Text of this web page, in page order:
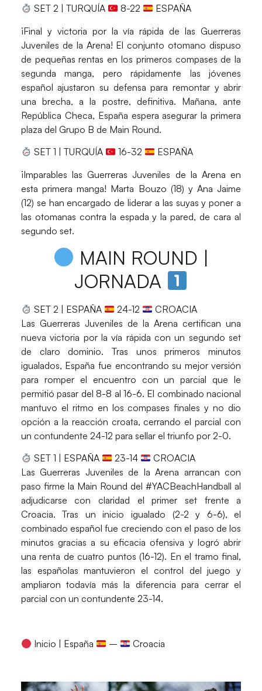
SET 2 | TURQUÍA 8-22
ESPAÑA
¡Final y victoria por la vía rápida de las Guerreras
Juveniles de la Arena! El conjunto otomano dispuso
de pequeñas rentas en los primeros compases de la
segunda manga, pero rápidamente las jóvenes
español ajustaron su defensa para remontar y abrir
una brecha, a la postre, definitiva. Mañana, ante
República Checa, España espera asegurar la primera
plaza del Grupo B de Main Round.
SET 1 | TURQUÍA
16-32
ESPAÑA
¡Imparables las Guerreras Juveniles de la Arena en
esta primera manga! Marta Bouzo (18) y Ana Jaime
(12) se han encargado de liderar a las suyas y poner a
las otomanas contra la espada y la pared, de cara al
segundo set.
MAIN ROUND |
JORNADA
SET 2 | ESPAÑA 24-12
CROACIA
Las Guerreras Juveniles de la Arena certifican una
nueva victoria por la vía rápida con un segundo set
de claro dominio. Tras unos primeros minutos
igualados, España fue encontrando su mejor versión
para romper el encuentro con un parcial que le
permitió pasar del 8-8 al 16-6. El combinado nacional
mantuvo el ritmo en los compases finales y no dio
opción a la reacción croata, cerrando el parcial con
un contundente 24-12 para sellar el triunfo por 2-0.
SET 1 | ESPAÑA
23-14
CROACIA
Las Guerreras Juveniles de la Arena arrancan con
paso firme la Main Round del#YACBeachHandball al
adjudicarse con claridad el primer set frente a
Croacia. Tras un inicio igualado (2-2 y 6-6), el
combinado español fue creciendo con el paso de los
minutos gracias a su eficacia ofensiva y logró abrir
una renta de cuatro puntos (16-12). En el tramo final,
las españolas mantuvieron el control del juego y
ampliaron todavía más la diferencia para cerrar el
parcial con un contundente 23-14.
Inicio | España – Croacia